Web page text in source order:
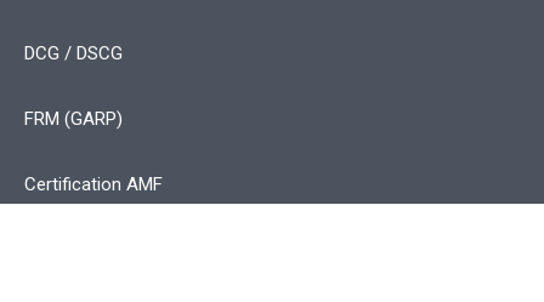
DCG / DSCG
FRM (GARP)
Certification AMF